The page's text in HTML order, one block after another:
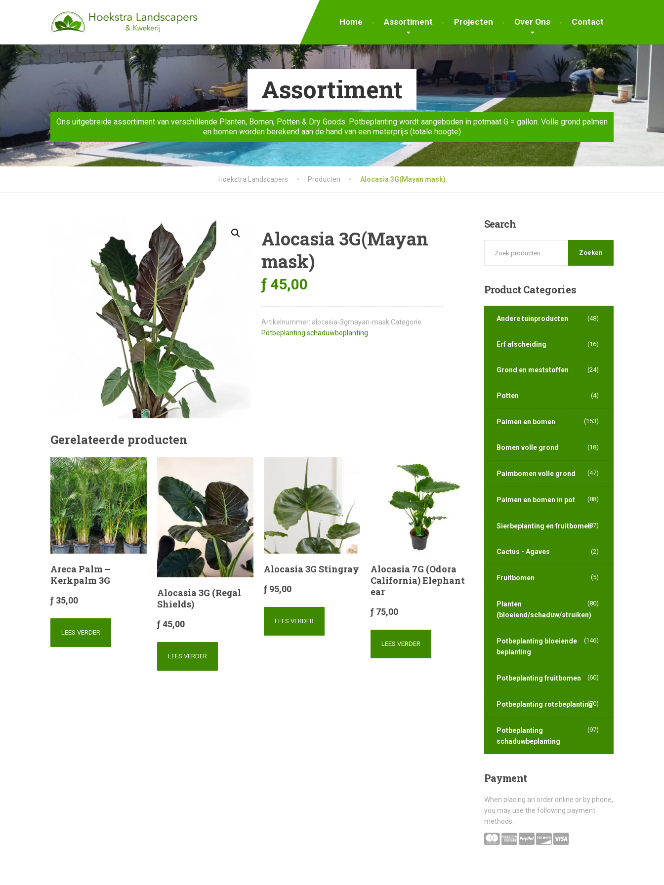
Home Assortiment Projecten Over Ons Contact
Assortiment
Ons uitgebreide assortiment van verschillende Planten, Bomen, Potten & Dry Goods. Potbeplanting wordt aangeboden in potmaat G = gallon. Volle grond palmen
en bomen worden berekend aan de hand van een meterprijs (totale hoogte)
Hoekstra Landscapers Producten Alocasia 3G(Mayan mask)
Alocasia 3G(Mayan
mask)
ƒ45,00
Artikelnummer: alocasia-3gmayan-mask Categorie:
Potbeplanting schaduwbeplanting
Gerelateerde producten
Areca Palm –
Kerkpalm 3G
ƒ 35,00
LEES VERDER
Alocasia 3G (Regal
Shields)
ƒ45,00
LEES VERDER
Alocasia 3G Stingray
ƒ 95,00
LEES VERDER
Alocasia 7G (Odora
California) Elephant
ear
ƒ 75,00
LEES VERDER
Search
Zoeken
ProductCategories
Andere tuinproducten (48)
Erf afscheiding (16)
Grond en meststoffen (24)
Potten (4)
Palmen en bomen (153)
Bomen volle grond (18)
Palmbomen volle grond (47)
Palmen en bomen in pot (88)
Sierbeplanting en fruitbomen(87)
Cactus - Agaves (2)
Fruitbomen (5)
Planten
(bloeiend/schaduw/struiken)
(80)
Potbeplanting bloeiende
beplanting
(146)
Potbeplanting fruitbomen (60)
Potbeplanting rotsbeplanting(70)
Potbeplanting
schaduwbeplanting
(97)
Payment
When placing an order online or by phone,
you may use the following payment
methods: